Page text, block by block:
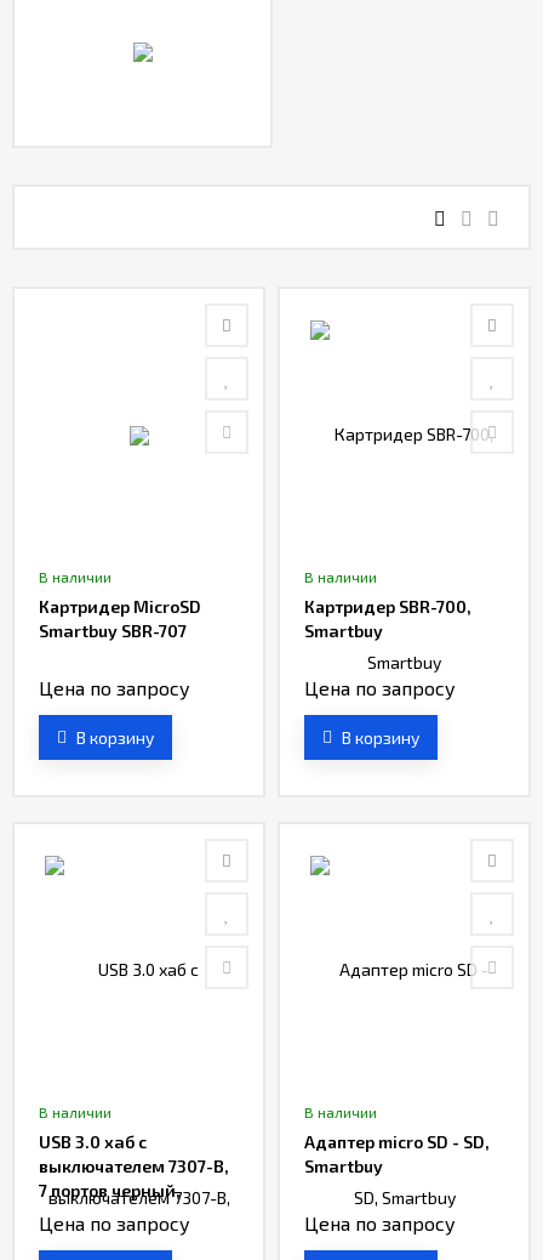
В наличии
Картридер MicroSD
Smartbuy SBR-707
Цена по запросу
В корзину
В наличии
Картридер SBR-700,
Smartbuy
Цена по запросу
В корзину
В наличии
USB 3.0 хaб с
выключателем 7307-B,
7 портов черный,
Smartbuy
Цена по запросу
В наличии
Адаптер micro SD - SD,
Smartbuy
Цена по запросу